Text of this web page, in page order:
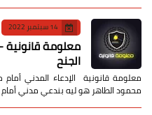
14 سبتمبر 2022
معلومة قانونية
الجنح
معلومة قانونية الإدعاء المدني
محمود الطاهر هو ليه بندعي مدني